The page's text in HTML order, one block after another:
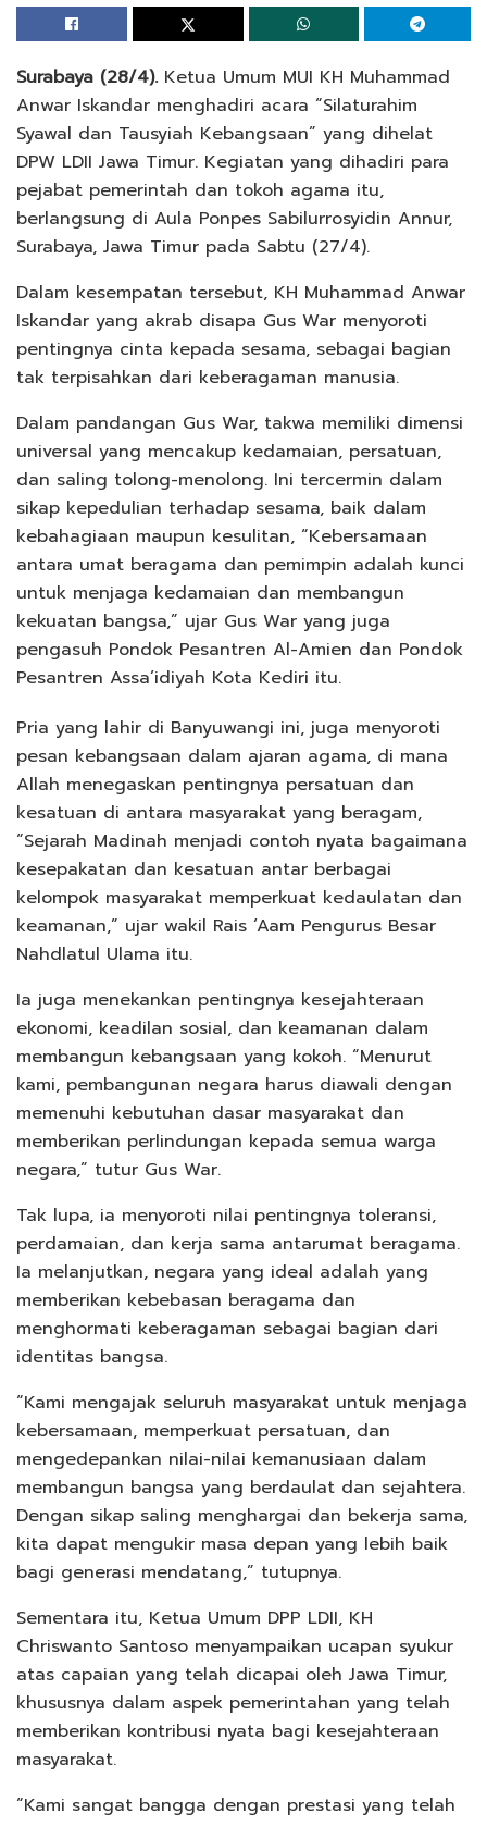
Surabaya (28/4).Ketua Umum MUI KH Muhammad
Anwar Iskandar menghadiri acara “Silaturahim
Syawal dan Tausyiah Kebangsaan” yang dihelat
DPW LDII Jawa Timur. Kegiatan yang dihadiri para
pejabat pemerintah dan tokoh agama itu,
berlangsung di Aula Ponpes Sabilurrosyidin Annur,
Surabaya, Jawa Timur pada Sabtu (27/4).
Dalam kesempatan tersebut, KH Muhammad Anwar
Iskandar yang akrab disapa Gus War menyoroti
pentingnya cinta kepada sesama, sebagai bagian
tak terpisahkan dari keberagaman manusia.
Dalam pandangan Gus War, takwa memiliki dimensi
universal yang mencakup kedamaian, persatuan,
dan saling tolong-menolong. Ini tercermin dalam
sikap kepedulian terhadap sesama, baik dalam
kebahagiaan maupun kesulitan, “Kebersamaan
antara umat beragama dan pemimpin adalah kunci
untuk menjaga kedamaian dan membangun
kekuatan bangsa,” ujar Gus War yang juga
pengasuh Pondok Pesantren Al-Amien dan Pondok
Pesantren Assa’idiyah Kota Kediri itu.
Pria yang lahir di Banyuwangi ini, juga menyoroti
pesan kebangsaan dalam ajaran agama, di mana
Allah menegaskan pentingnya persatuan dan
kesatuan di antara masyarakat yang beragam,
“Sejarah Madinah menjadi contoh nyata bagaimana
kesepakatan dan kesatuan antar berbagai
kelompok masyarakat memperkuat kedaulatan dan
keamanan,” ujar wakil Rais ‘Aam Pengurus Besar
Nahdlatul Ulama itu.
Ia juga menekankan pentingnya kesejahteraan
ekonomi, keadilan sosial, dan keamanan dalam
membangun kebangsaan yang kokoh. “Menurut
kami, pembangunan negara harus diawali dengan
memenuhi kebutuhan dasar masyarakat dan
memberikan perlindungan kepada semua warga
negara,” tutur Gus War.
Tak lupa, ia menyoroti nilai pentingnya toleransi,
perdamaian, dan kerja sama antarumat beragama.
Ia melanjutkan, negara yang ideal adalah yang
memberikan kebebasan beragama dan
menghormati keberagaman sebagai bagian dari
identitas bangsa.
“Kami mengajak seluruh masyarakat untuk menjaga
kebersamaan, memperkuat persatuan, dan
mengedepankan nilai-nilai kemanusiaan dalam
membangun bangsa yang berdaulat dan sejahtera.
Dengan sikap saling menghargai dan bekerja sama,
kita dapat mengukir masa depan yang lebih baik
bagi generasi mendatang,” tutupnya.
Sementara itu, Ketua Umum DPP LDII, KH
Chriswanto Santoso menyampaikan ucapan syukur
atas capaian yang telah dicapai oleh Jawa Timur,
khususnya dalam aspek pemerintahan yang telah
memberikan kontribusi nyata bagi kesejahteraan
masyarakat.
“Kami sangat bangga dengan prestasi yang telah